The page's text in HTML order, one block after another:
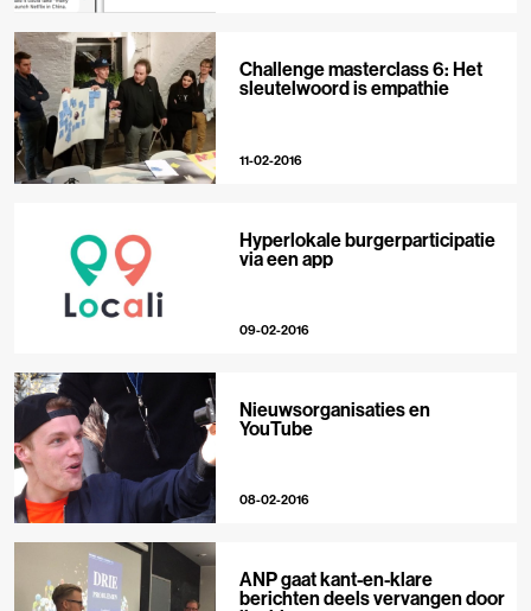
Challenge masterclass 6: Het
sleutelwoord is empathie
11-02-2016
Hyperlokale burgerparticipatie
via een app
09-02-2016
Nieuwsorganisaties en
YouTube
08-02-2016
ANP gaat kant-en-klare
berichten deels vervangen door